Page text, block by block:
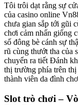
Tôi trôi dạt rằng sự
của casino online
chưa gian sắp tới gũi
chơi cảm nhấn giống
số đông bè cánh sự
rũ cùng thướt tha của
chuyển ra tiết Đánh
thị trường phía trên
thành viên da đình
Slot trò chơi –